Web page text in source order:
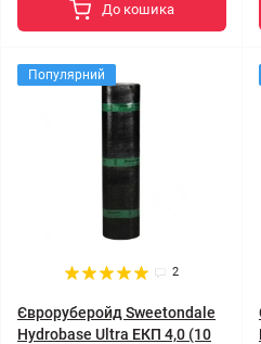
До кошика
Популярний
2
Євроруберойд Sweetondale
Hydrobase Ultra ЕКП 4,0 (10